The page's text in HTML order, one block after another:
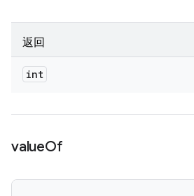
返回
int
valueOf